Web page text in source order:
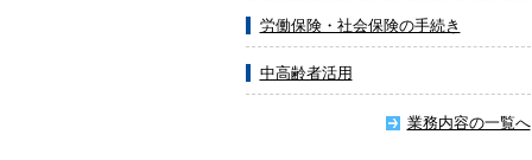
労働保険・社会保険の手続き
中高齢者活用
業務内容の一覧へ